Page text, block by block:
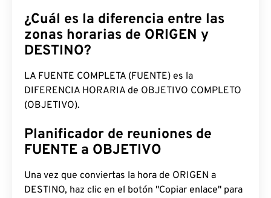
¿Cuál es la diferencia entre las
zonas horarias de ORIGEN y
DESTINO?
LA FUENTE COMPLETA (FUENTE) es la
DIFERENCIA HORARIA de OBJETIVO COMPLETO
(OBJETIVO).
Planificador de reuniones de
FUENTE a OBJETIVO
Una vez que conviertas la hora de ORIGEN a
DESTINO, haz clic en el botón "Copiar enlace" para